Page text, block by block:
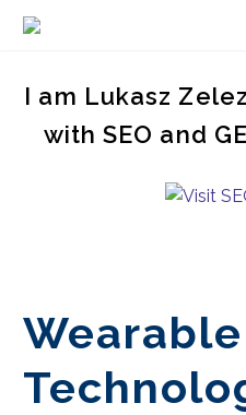
I am Lukasz
with SEO and
Wearable